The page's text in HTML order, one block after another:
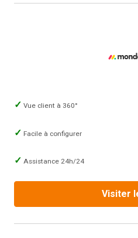
Vue client à 360°
Facile à configurer
Assistance 24h/24
Visiter